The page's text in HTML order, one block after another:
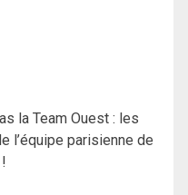
la Team Ouest : les
l’équipe parisienne de